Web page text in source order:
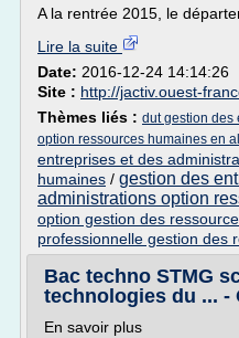
A la rentrée 2015, le
Lire la suite
Date: 2016-12-24 14:14:26
Site : http://jactiv.ouest-
Thèmes liés : dut gestion des
option ressources humaines en
entreprises et des
humaines / gestion des
administrations option
option gestion des
professionnelle gestion des
Bac techno STMG
technologies du ... -
En savoir plus